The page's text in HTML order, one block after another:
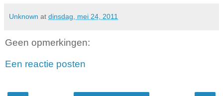
Unknown at dinsdag, mei 24, 2011
Geen opmerkingen:
Een reactie posten